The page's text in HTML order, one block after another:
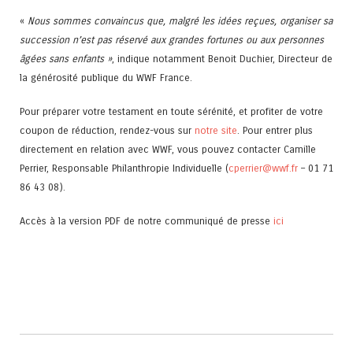
« Nous sommes convaincus que, malgré les idées reçues, organiser sa
succession n’est pas réservé aux grandes fortunes ou aux personnes
âgées sans enfants », indique notamment Benoit Duchier, Directeur de
la générosité publique du WWF France.
Pour préparer votre testament en toute sérénité, et profiter de votre
coupon de réduction, rendez-vous sur notre site. Pour entrer plus
directement en relation avec WWF, vous pouvez contacter Camille
Perrier, Responsable Philanthropie Individuelle (cperrier@wwf.fr – 01 71
86 43 08).
Accès à la version PDF de notre communiqué de presse ici